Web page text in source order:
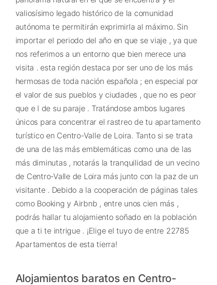
valiosísimo legado histórico de la comunidad
autónoma te permitirán exprimirla al máximo. Sin
importar el periodo del año en que se viaje , ya que
nos referimos a un entorno que bien merece una
visita . esta región destaca por ser uno de los más
hermosas de toda nación española ; en especial por
el valor de sus pueblos y ciudades , que no es peor
que e l de su paraje . Tratándose ambos lugares
únicos para concentrar el rastreo de tu apartamento
turístico en Centro-Valle de Loira. Tanto si se trata
de una de las más emblemáticas como una de las
más diminutas , notarás la tranquilidad de un vecino
de Centro-Valle de Loira más junto con la paz de un
visitante . Debido a la cooperación de páginas tales
como Booking y Airbnb , entre unos cien más ,
podrás hallar tu alojamiento soñado en la población
que a ti te intrigue . ¡Elige el tuyo de entre 22785
Apartamentos de esta tierra!
Alojamientos baratos en Centro-